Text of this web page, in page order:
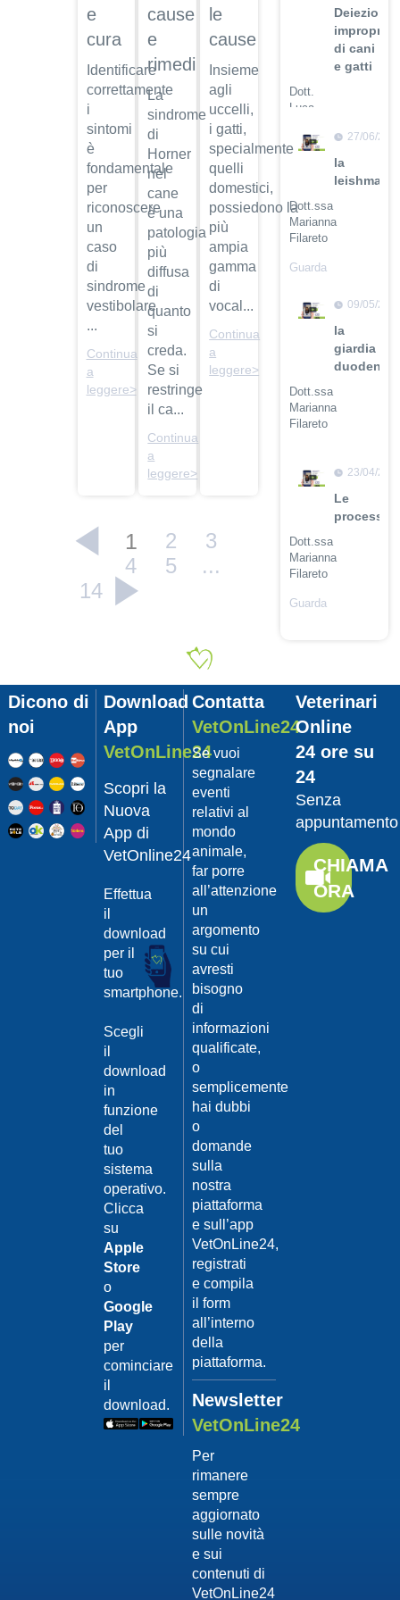
e
cura
Identificare
correttamente
i
sintomi
è
fondamentale
per
riconoscere
un
caso
di
sindrome
vestibolare
...
Continua
a
leggere>
cause
e
rimedi
La
sindrome
di
Horner
nel
cane
è una
patologia
più
diffusa
di
quanto
si
creda.
Se si
restringe
il ca...
Continua
a
leggere>
le
cause
Insieme
agli
uccelli,
i gatti,
specialmente
quelli
domestici,
possiedono la
più
ampia
gamma
di
vocal...
Continua
a
leggere>
1 2
3
4
5
...
14
Deiezioni
improprie
di cani
e gatti
Dott.
Luca
Guarda
27/06/
la
Dott.ssa
Marianna
Filareto
Guarda
09/05/
la
giardia
Dott.ssa
Marianna
Filareto
il video
23/04/
Le
Dott.ssa
Marianna
Filareto
Guarda
Pet
con
Dott.
Felici
Manuel
Guarda
il video
da
Dott.
Felici
Dicono di
noi
Download
App
VetOnLine24
Scopri la
Nuova
App di
VetOnline24
Effettua
il
download
per il
tuo
smartphone.
Scegli
il
download
in
funzione
del
tuo
sistema
operativo.
Clicca
su
Apple
Store
o
Google
Play
per
cominciare
il
download.
Contatta
VetOnLine24
Se vuoi
segnalare
eventi
relativi al
mondo
animale,
far porre
all’attenzione
un
argomento
su cui
avresti
bisogno
di
informazioni
qualificate,
o
semplicemente
hai dubbi
o
domande
sulla
nostra
piattaforma
e sull’app
VetOnLine24,
registrati
e compila
il form
all’interno
della
piattaforma.
Newsletter
VetOnLine24
Per
rimanere
sempre
aggiornato
sulle novità
e sui
contenuti di
VetOnLine24
Veterinari
Online
24 ore su
24
Senza
appuntamento
CHIAMA
ORA